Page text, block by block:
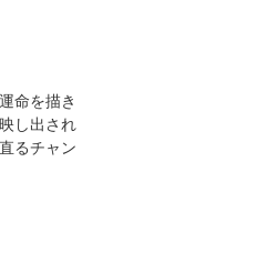
命を描き
し出され
るチャン